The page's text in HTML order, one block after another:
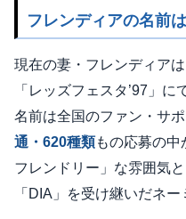
フレンディアの名前
現在の妻・フレンディア
「レッズフェスタ’97」
名前は全国のファン・サ
通・620種類もの応募の中
フレンドリー」な雰囲気
「DIA」を受け継いだネー